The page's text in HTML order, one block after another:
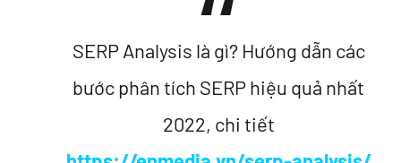
SERP Analysis là gì? Hướng dẫn các
bước phân tích SERP hiệu quả nhất
2022, chi tiết